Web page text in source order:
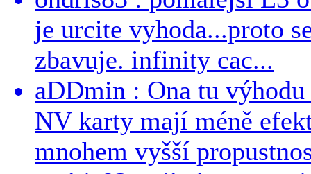
je urcite vyhoda...proto
zbavuje. infinity cac...
aDDmin : Ona tu
NV karty mají méně
mnohem vyšší